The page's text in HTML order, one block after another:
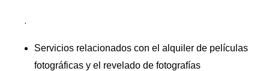
.
Servicios relacionados con el alquiler de películas
fotográficas y el revelado de fotografías